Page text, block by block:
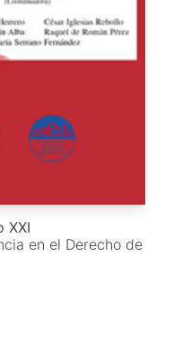
XXI
en el Derecho de